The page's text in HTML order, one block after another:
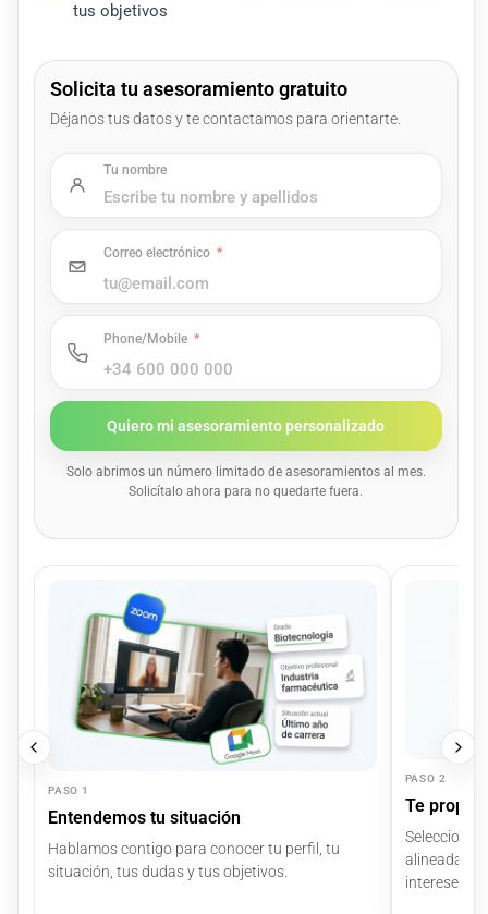
tus objetivos
Solicita tu asesoramiento gratuito
Déjanos tus datos y te contactamos para orientarte.
Tu nombre
Correo electrónico
Phone/Mobile
Quiero mi asesoramiento personalizado
Solo abrimos un número limitado de asesoramientos al mes.
Solicítalo ahora para no quedarte fuera.
PASO 1
Entendemos tu situación
Hablamos contigo para conocer tu perfil, tu
situación, tus dudas y tus objetivos.
PASO 2
Te
alineadas
intereses.